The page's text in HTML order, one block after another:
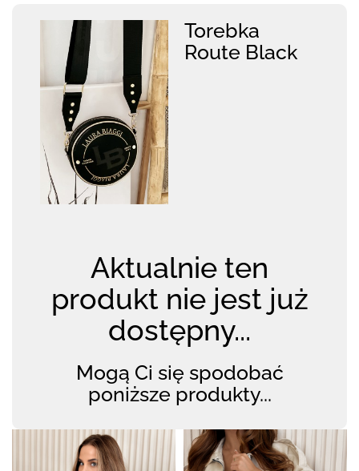
Torebka
Route Black
Aktualnie ten
produkt nie jest już
dostępny...
Mogą Ci się spodobać
poniższe produkty...